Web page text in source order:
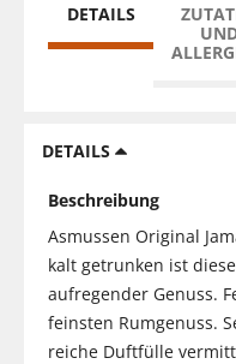
DETAILS
DETAILS
Beschreibung
Asmussen Original
kalt getrunken ist
aufregender Genuss.
feinsten Rumgenuss.
reiche Duftfülle